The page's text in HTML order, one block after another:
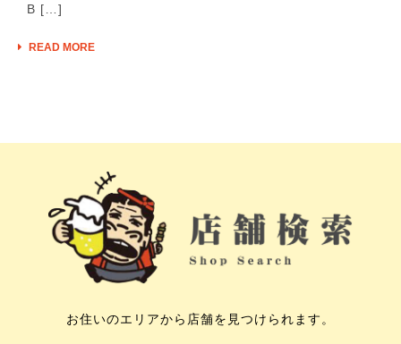
B […]
READ MORE
お住いのエリアから店舗を見つけられます。